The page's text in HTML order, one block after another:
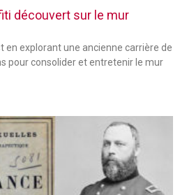
découvert sur le mur
en explorant une ancienne carrière de
pour consolider et entretenir le mur